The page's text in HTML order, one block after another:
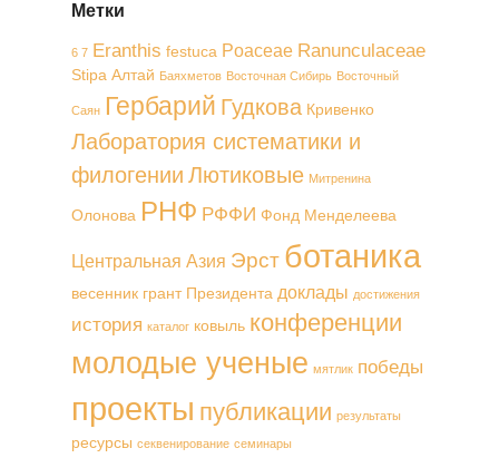
Метки
6 7 Eranthis festuca Poaceae Ranunculaceae
Stipa Алтай Баяхметов Восточная Сибирь Восточный
Саян Гербарий Гудкова Кривенко
Лаборатория систематики и
филогении Лютиковые Митренина
Олонова РНФ РФФИ Фонд Менделеева
Центральная Азия Эрст ботаника
весенник грант Президента доклады достижения
история каталог ковыль конференции
молодые ученые мятлик победы
проекты публикации результаты
ресурсы секвенирование семинары